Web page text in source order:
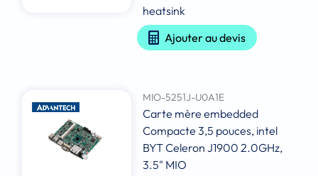
heatsink
Ajouter au devis
MIO-5251J-U0A1E
Carte mère embedded
Compacte 3,5 pouces, intel
BYT Celeron J1900 2.0GHz,
3.5" MIO